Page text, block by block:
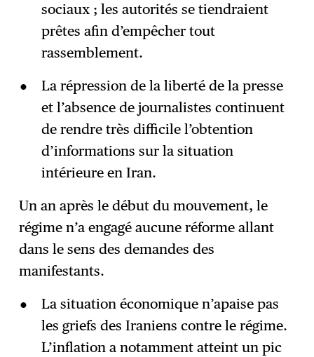
sociaux ; les autorités se tiendraient
prêtes afin d’empêcher tout
rassemblement.
La répression de la liberté de la presse
et l’absence de journalistes continuent
de rendre très difficile l’obtention
d’informations sur la situation
intérieure en Iran.
Un an après le début du mouvement, le
régime n’a engagé aucune réforme allant
dans le sens des demandes des
manifestants.
La situation économique n’apaise pas
les griefs des Iraniens contre le régime.
L’inflation a notamment atteint un pic